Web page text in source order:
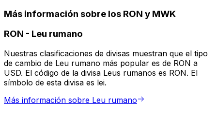
Más información sobre los RON y MWK
RON - Leu rumano
Nuestras clasificaciones de divisas muestran que el tipo
de cambio de Leu rumano más popular es de RON a
USD. El código de la divisa Leus rumanos es RON. El
símbolo de esta divisa es lei.
Más información sobre Leu rumano